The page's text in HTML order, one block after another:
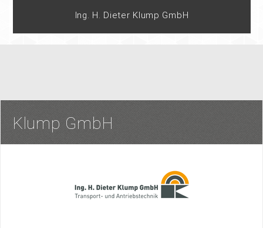
Ing. H. Dieter Klump GmbH
Klump GmbH